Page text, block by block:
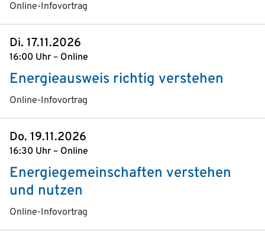
Online-Infovortrag
Di. 17.11.2026
16:00 Uhr – Online
Energieausweis richtig verstehen
Online-Infovortrag
Do. 19.11.2026
16:30 Uhr – Online
Energiegemeinschaften verstehen
und nutzen
Online-Infovortrag